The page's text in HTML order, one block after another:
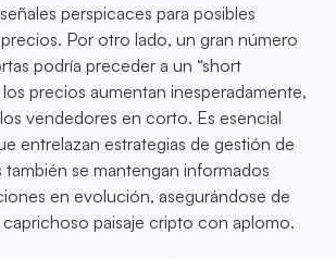
perspicaces para posibles
Por otro lado, un gran número
podría preceder a un “short
precios aumentan inesperadamente,
vendedores en corto. Es esencial
entrelazan estrategias de gestión de
también se mantengan informados
en evolución, asegurándose de
paisaje cripto con aplomo.